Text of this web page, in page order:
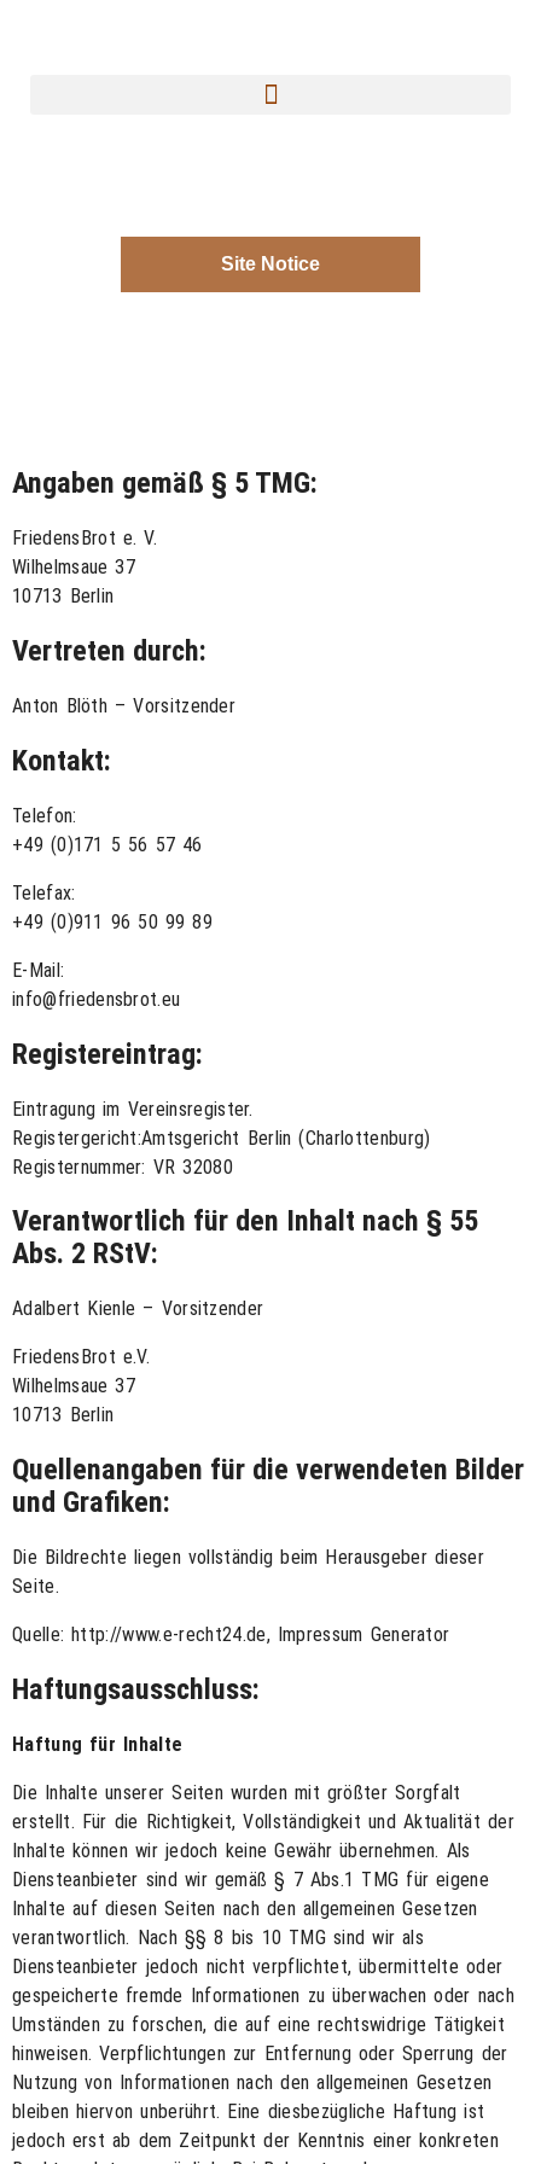
Site Notice
Angaben gemäß § 5 TMG:
FriedensBrot e. V.
Wilhelmsaue 37
10713 Berlin
Vertreten durch:
Anton Blöth – Vorsitzender
Kontakt:
Telefon:
+49 (0)171 5 56 57 46
Telefax:
+49 (0)911 96 50 99 89
E-Mail:
info@friedensbrot.eu
Registereintrag:
Eintragung im Vereinsregister.
Registergericht:Amtsgericht Berlin (Charlottenburg)
Registernummer: VR 32080
Verantwortlich für den Inhalt nach § 55
Abs. 2 RStV:
Adalbert Kienle – Vorsitzender
FriedensBrot e.V.
Wilhelmsaue 37
10713 Berlin
Quellenangaben für die verwendeten Bilder
und Grafiken:
Die Bildrechte liegen vollständig beim Herausgeber dieser
Seite.
Quelle: http://www.e-recht24.de, Impressum Generator
Haftungsausschluss:
Haftung für Inhalte
Die Inhalte unserer Seiten wurden mit größter Sorgfalt
erstellt. Für die Richtigkeit, Vollständigkeit und Aktualität der
Inhalte können wir jedoch keine Gewähr übernehmen. Als
Diensteanbieter sind wir gemäß § 7 Abs.1 TMG für eigene
Inhalte auf diesen Seiten nach den allgemeinen Gesetzen
verantwortlich. Nach §§ 8 bis 10 TMG sind wir als
Diensteanbieter jedoch nicht verpflichtet, übermittelte oder
gespeicherte fremde Informationen zu überwachen oder nach
Umständen zu forschen, die auf eine rechtswidrige Tätigkeit
hinweisen. Verpflichtungen zur Entfernung oder Sperrung der
Nutzung von Informationen nach den allgemeinen Gesetzen
bleiben hiervon unberührt. Eine diesbezügliche Haftung ist
jedoch erst ab dem Zeitpunkt der Kenntnis einer konkreten